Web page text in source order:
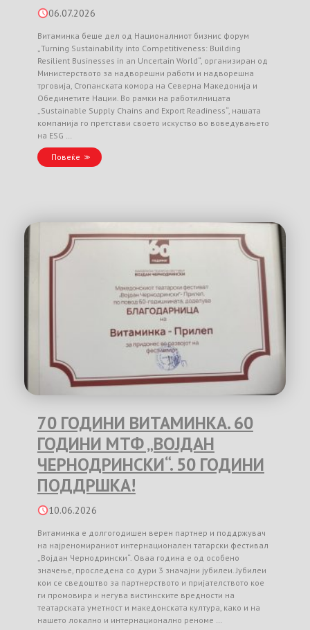
06.07.2026
Витаминка беше дел од Националниот бизнис форум
„Turning Sustainability into Competitiveness: Building
Resilient Businesses in an Uncertain World“, организиран од
Министерството за надворешни работи и надворешна
трговија, Стопанската комора на Северна Македонија и
Обединетите Нации. Во рамки на работилницата
„Sustainable Supply Chains and Export Readiness“, нашата
компанија го претстави своето искуство во воведувањето
на ESG …
Повеќе
70 ГОДИНИ ВИТАМИНКА. 60
ГОДИНИ МТФ „ВОЈДАН
ЧЕРНОДРИНСКИ“. 50 ГОДИНИ
ПОДДРШКА!
10.06.2026
Витаминка е долгогодишен верен партнер и поддржувач
на најреномираниот интернационален татарски фестивал
„Војдан Чернодрински“. Оваа година е од особено
значење, проследена со дури 3 значајни јубилеи. Јубилеи
кои се сведоштво за партнерството и пријателството кое
ги промовира и негува вистинските вредности на
театарската уметност и македонската култура, како и на
нашето локално и интернационално реноме …